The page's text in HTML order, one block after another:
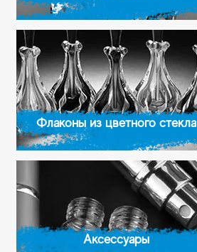
Флаконы из цветного стекла
Аксессуары